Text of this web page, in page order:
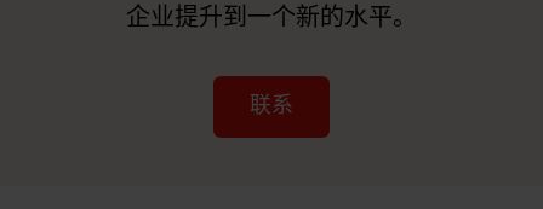
企业提升到一个新的水平。
联系